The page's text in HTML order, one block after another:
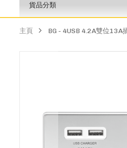
貨品分類
主頁 BG - 4USB 4.2A雙位